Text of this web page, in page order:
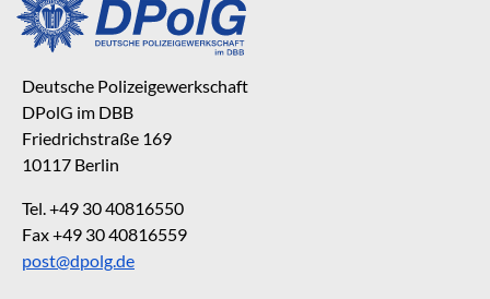
Deutsche Polizeigewerkschaft
DPolG im DBB
Friedrichstraße 169
10117 Berlin
Tel. +49 30 40816550
Fax +49 30 40816559
post@dpolg.de